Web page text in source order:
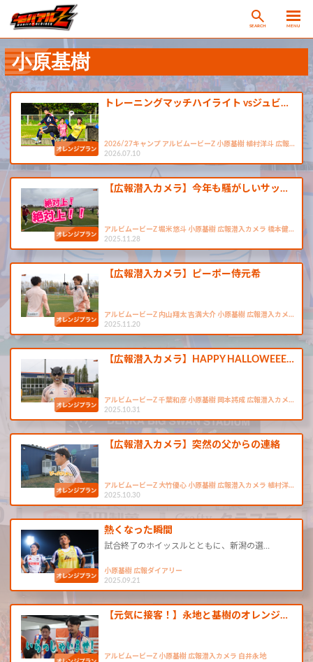
SEARCH MENU
小原基樹
トレーニングマッチハイライト vsジュビ…
2026/27キャンプ アルビムービーZ 小原基樹 植村洋斗 広報…
2026.07.10
【広報潜入カメラ】今年も騒がしいサッ…
アルビムービーZ 堀米悠斗 小原基樹 広報潜入カメラ 橋本健…
2025.11.28
【広報潜入カメラ】ピーポー侍元希
アルビムービーZ 内山翔太 吉満大介 小原基樹 広報潜入カメ…
2025.11.20
【広報潜入カメラ】HAPPY HALLOWEEE…
アルビムービーZ 千葉和彦 小原基樹 岡本將成 広報潜入カメ…
2025.10.31
【広報潜入カメラ】突然の父からの連絡
アルビムービーZ 大竹優心 小原基樹 広報潜入カメラ 植村洋…
2025.10.30
熱くなった瞬間
試合終了のホイッスルとともに、新潟の選…
小原基樹 広報ダイアリー
2025.09.21
【元気に接客！】永地と基樹のオレンジ…
アルビムービーZ 小原基樹 広報潜入カメラ 白井永地